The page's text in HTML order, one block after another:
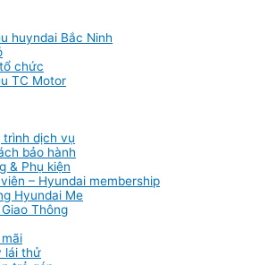
huyndai Bắc Ninh
chức
TC Motor
trình dịch vụ
bảo hành
& Phụ kiện
– Hyundai membership
Hyundai Me
Thông
lái thử